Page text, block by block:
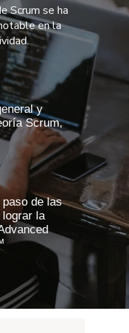
Scrum se ha
en la
y
Scrum,
de las
la